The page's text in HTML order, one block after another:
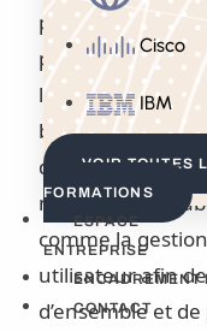
Cisco
IBM
VOIR TOUTES
FORMATIONS
ESPACE
ENTREPRISE
ENCADREMENT
CONTACT
professionnelles
phénomènes de
l’iPhone, l’iPod
bannière iOS.
développement
maîtrisés vous
comme la
utilisateur afin
d’ensemble et